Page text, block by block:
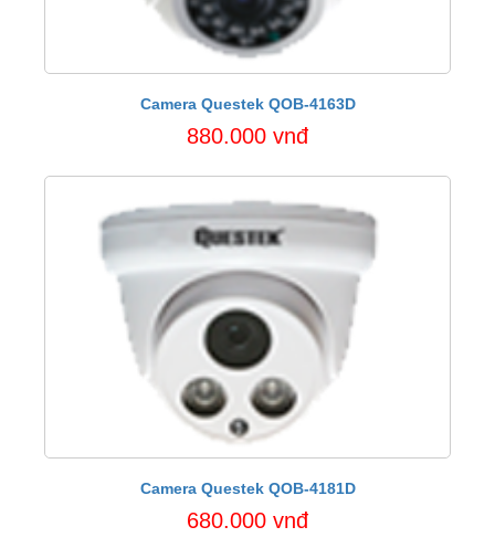
Camera Questek QOB-4163D
880.000 vnđ
Camera Questek QOB-4181D
680.000 vnđ